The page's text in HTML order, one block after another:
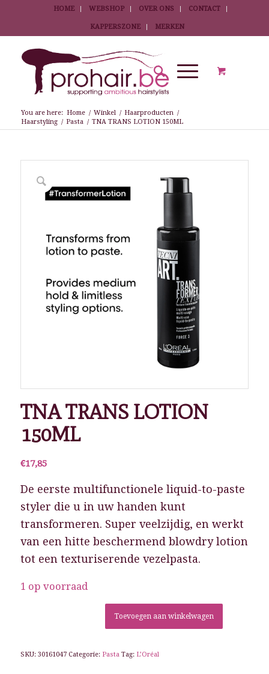
HOME WEBSHOP OVER ONS CONTACT
KAPPERSZONE MERKEN
You are here: Home / Winkel / Haarproducten /
Haarstyling / Pasta / TNA TRANS LOTION 150ML
TNA TRANS LOTION
150ML
€17,85
De eerste multifunctionele liquid-to-paste
styler die u in uw handen kunt
transformeren. Super veelzijdig, en werkt
van een hitte beschermend blowdry lotion
tot een texturiserende vezelpasta.
1 op voorraad
Toevoegen aan winkelwagen
SKU: 30161047 Categorie: Pasta Tag: L’Oréal